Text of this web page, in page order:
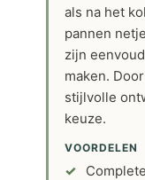
als na het
pannen
zijn
maken.
stijlvolle
keuze.
VOORDELEN